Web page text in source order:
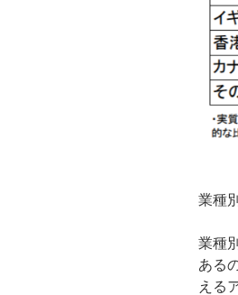
業種
業種
ある
える